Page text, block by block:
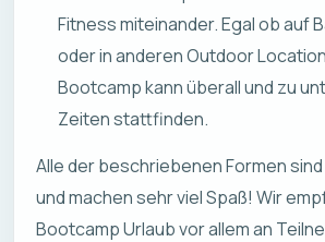
Fitness miteinander. Egal ob auf
oder in anderen Outdoor
Bootcamp kann überall und zu
Zeiten stattfinden.
Alle der beschriebenen Formen
und machen sehr viel Spaß! Wir
Bootcamp Urlaub vor allem an